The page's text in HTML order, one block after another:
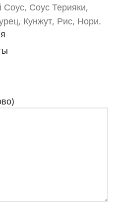
Соус Терияки,
Кунжут, Рис, Нори.